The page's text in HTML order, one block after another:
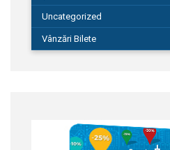
Uncategorized
Vânzări Bilete